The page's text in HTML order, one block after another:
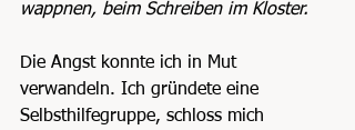
wappnen, beim Schreiben im Kloster.
Die Angst konnte ich in Mut
verwandeln. Ich gründete eine
Selbsthilfegruppe, schloss mich